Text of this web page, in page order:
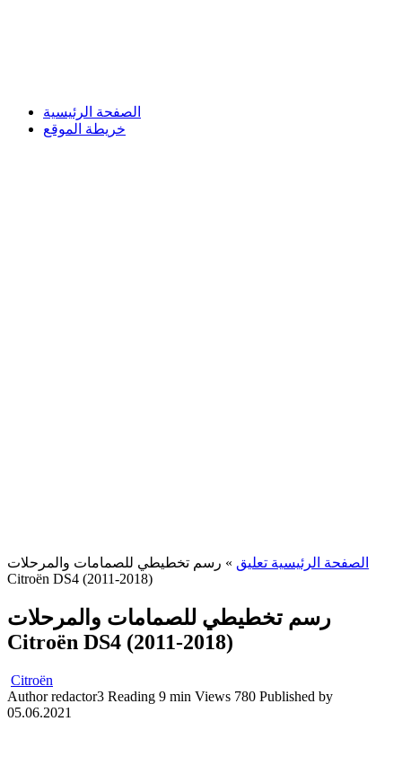
الصفحة الرئيسية
خريطة الموقع
الصفحة الرئيسية تعليق » رسم تخطيطي للصمامات والمرحلات
Citroën DS4 (2011-2018)
رسم تخطيطي للصمامات والمرحلات
Citroën DS4 (2011-2018)
Citroën
Author redactor3 Reading 9 min Views 780 Published by
05.06.2021